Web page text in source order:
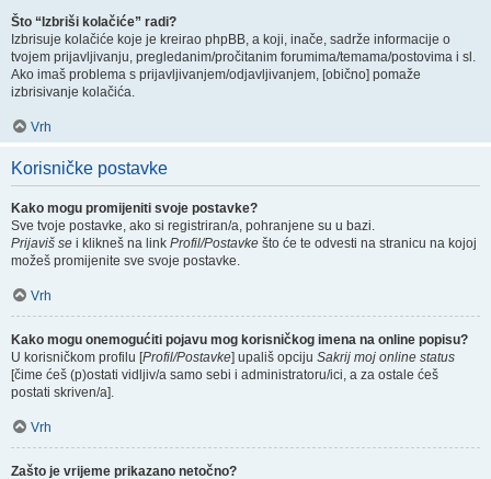
Što “Izbriši kolačiće” radi?
Izbrisuje kolačiće koje je kreirao phpBB, a koji, inače, sadrže informacije o
tvojem prijavljivanju, pregledanim/pročitanim forumima/temama/postovima i sl.
Ako imaš problema s prijavljivanjem/odjavljivanjem, [obično] pomaže
izbrisivanje kolačića.
Vrh
Korisničke postavke
Kako mogu promijeniti svoje postavke?
Sve tvoje postavke, ako si registriran/a, pohranjene su u bazi.
Prijaviš se i klikneš na link Profil/Postavke što će te odvesti na stranicu na kojoj
možeš promijenite sve svoje postavke.
Vrh
Kako mogu onemogućiti pojavu mog korisničkog imena na online popisu?
U korisničkom profilu [Profil/Postavke] upališ opciju Sakrij moj online status
[čime ćeš (p)ostati vidljiv/a samo sebi i administratoru/ici, a za ostale ćeš
postati skriven/a].
Vrh
Zašto je vrijeme prikazano netočno?